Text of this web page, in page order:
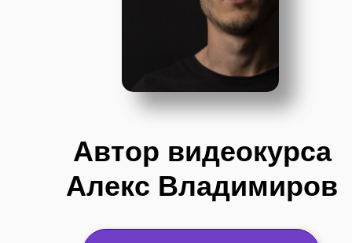
Автор видеокурса
Алекс Владимиров